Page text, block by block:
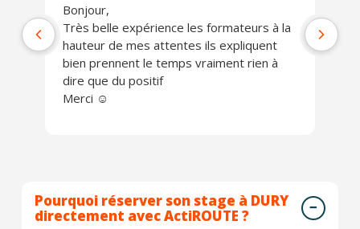
Bonjour,
Très belle expérience les formateurs à la
hauteur de mes attentes ils expliquent
bien prennent le temps vraiment rien à
dire que du positif
Merci ☺️
Pourquoi réserver son stage à DURY
directement avec ActiROUTE ?